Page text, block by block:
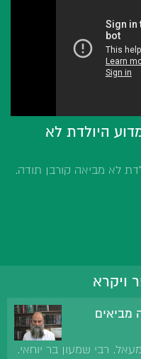
היולדת לא
לא מביאה קורבן תודה.
ויקרא
מביאים
רבי שמעון בר יוחאי.